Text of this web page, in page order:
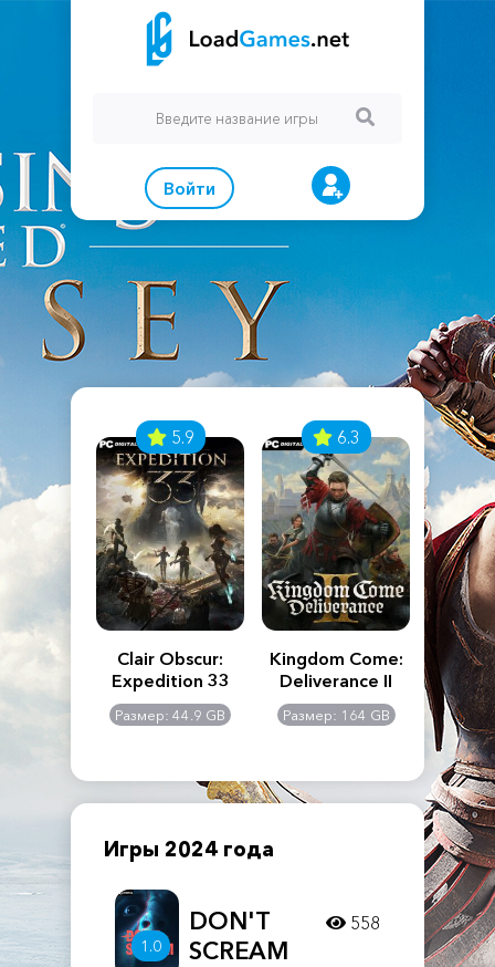
Войти
Creed
5.9
Clair Obscur:
Expedition 33
Размер: 44.9 GB
6.3
Kingdom Come:
Deliverance II
Размер: 164 GB
The
Игры 2024 года
1.0
DON'T
SCREAM
558